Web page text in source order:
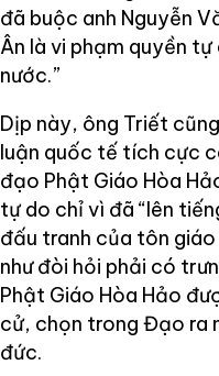
đã buộc anh Nguyễn
Ân là vi phạm quyền
nước.”
Dịp này, ông Triết
luận quốc tế tích cực
đạo Phật Giáo Hòa
tự do chỉ vì đã “lên
đấu tranh của tôn
như đòi hỏi phải có
Phật Giáo Hòa Hảo
cử, chọn trong Đạo ra
đức.